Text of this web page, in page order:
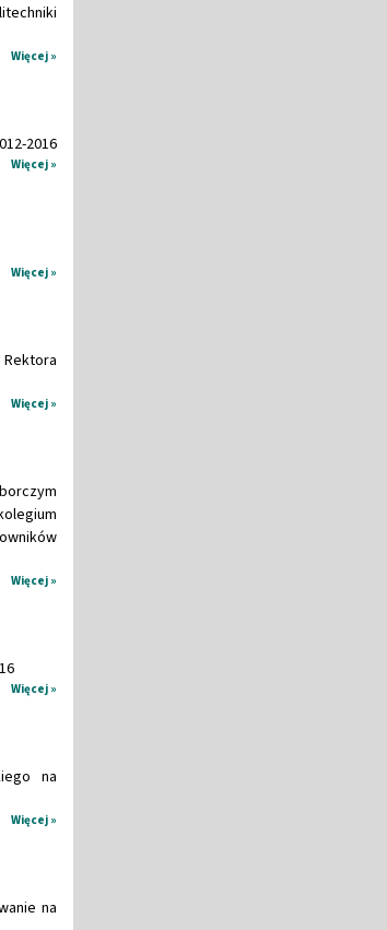
Więcej »
2016
Więcej »
Więcej »
Więcej »
Więcej »
Więcej »
na
Więcej »
na